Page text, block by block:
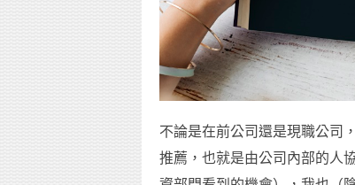
不論是在前公司還是現職公司
推薦，也就是由公司內部的人